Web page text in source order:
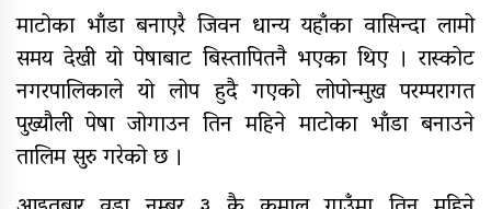
गर्भवतीको हेलिकप्टरबाट उद्धार
आर्थिक गणनाकाे लागि खटिए गणक
आजदेखि देशभर आर्थिक गणना सुरु हुँदै
एम्बुलेन्स दुर्घटना : दुईको मृत्यु,दुई
घाइते
माटोका भाँडा बनाएरै जिवन धान्य यहाँका वासिन्दा लामो
समय देखी यो पेषाबाट बिस्तापितनै भएका थिए । रास्कोट
नगरपालिकाले यो लोप हुदै गएको लोपोन्मुख परम्परागत
पुख्यौली पेषा जोगाउन तिन महिने माटोका भाँडा बनाउने
तालिम सुरु गरेको छ ।